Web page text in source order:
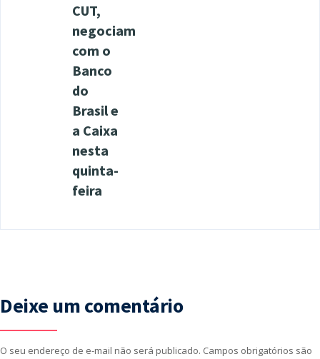
CUT,
negociam
com o
Banco
do
Brasil e
a Caixa
nesta
quinta-
feira
Deixe um comentário
O seu endereço de e-mail não será publicado. Campos obrigatórios são